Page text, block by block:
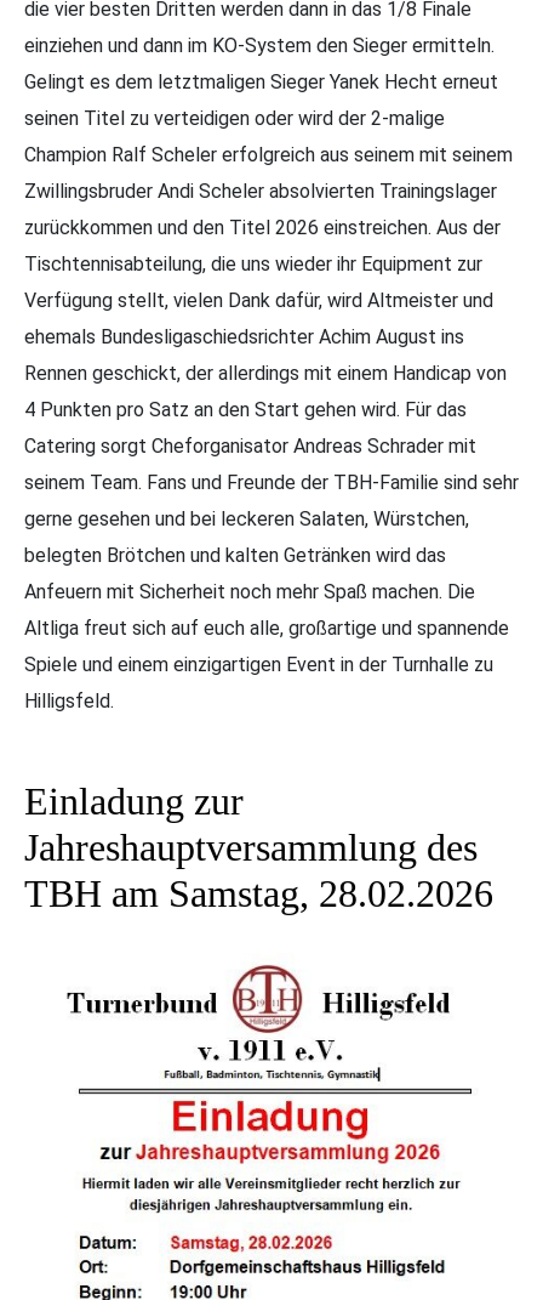
die vier besten Dritten werden dann in das 1/8 Finale
einziehen und dann im KO-System den Sieger ermitteln.
Gelingt es dem letztmaligen Sieger Yanek Hecht erneut
seinen Titel zu verteidigen oder wird der 2-malige
Champion Ralf Scheler erfolgreich aus seinem mit seinem
Zwillingsbruder Andi Scheler absolvierten Trainingslager
zurückkommen und den Titel 2026 einstreichen. Aus der
Tischtennisabteilung, die uns wieder ihr Equipment zur
Verfügung stellt, vielen Dank dafür, wird Altmeister und
ehemals Bundesligaschiedsrichter Achim August ins
Rennen geschickt, der allerdings mit einem Handicap von
4 Punkten pro Satz an den Start gehen wird. Für das
Catering sorgt Cheforganisator Andreas Schrader mit
seinem Team. Fans und Freunde der TBH-Familie sind sehr
gerne gesehen und bei leckeren Salaten, Würstchen,
belegten Brötchen und kalten Getränken wird das
Anfeuern mit Sicherheit noch mehr Spaß machen. Die
Altliga freut sich auf euch alle, großartige und spannende
Spiele und einem einzigartigen Event in der Turnhalle zu
Hilligsfeld.
Einladung zur
Jahreshauptversammlung des
TBH am Samstag, 28.02.2026